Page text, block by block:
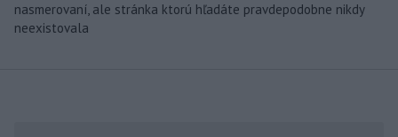
nasmerovaní, ale stránka ktorú hľadáte pravdepodobne nikdy
neexistovala